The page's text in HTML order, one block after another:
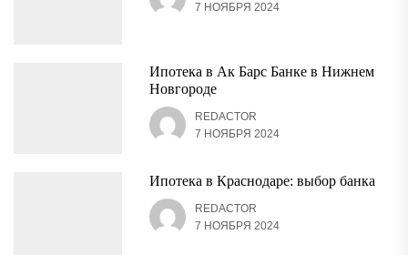
7 НОЯБРЯ 2024
Ипотека в Ак Барс Банке в Нижнем
Новгороде
REDACTOR
7 НОЯБРЯ 2024
Ипотека в Краснодаре: выбор банка
REDACTOR
7 НОЯБРЯ 2024